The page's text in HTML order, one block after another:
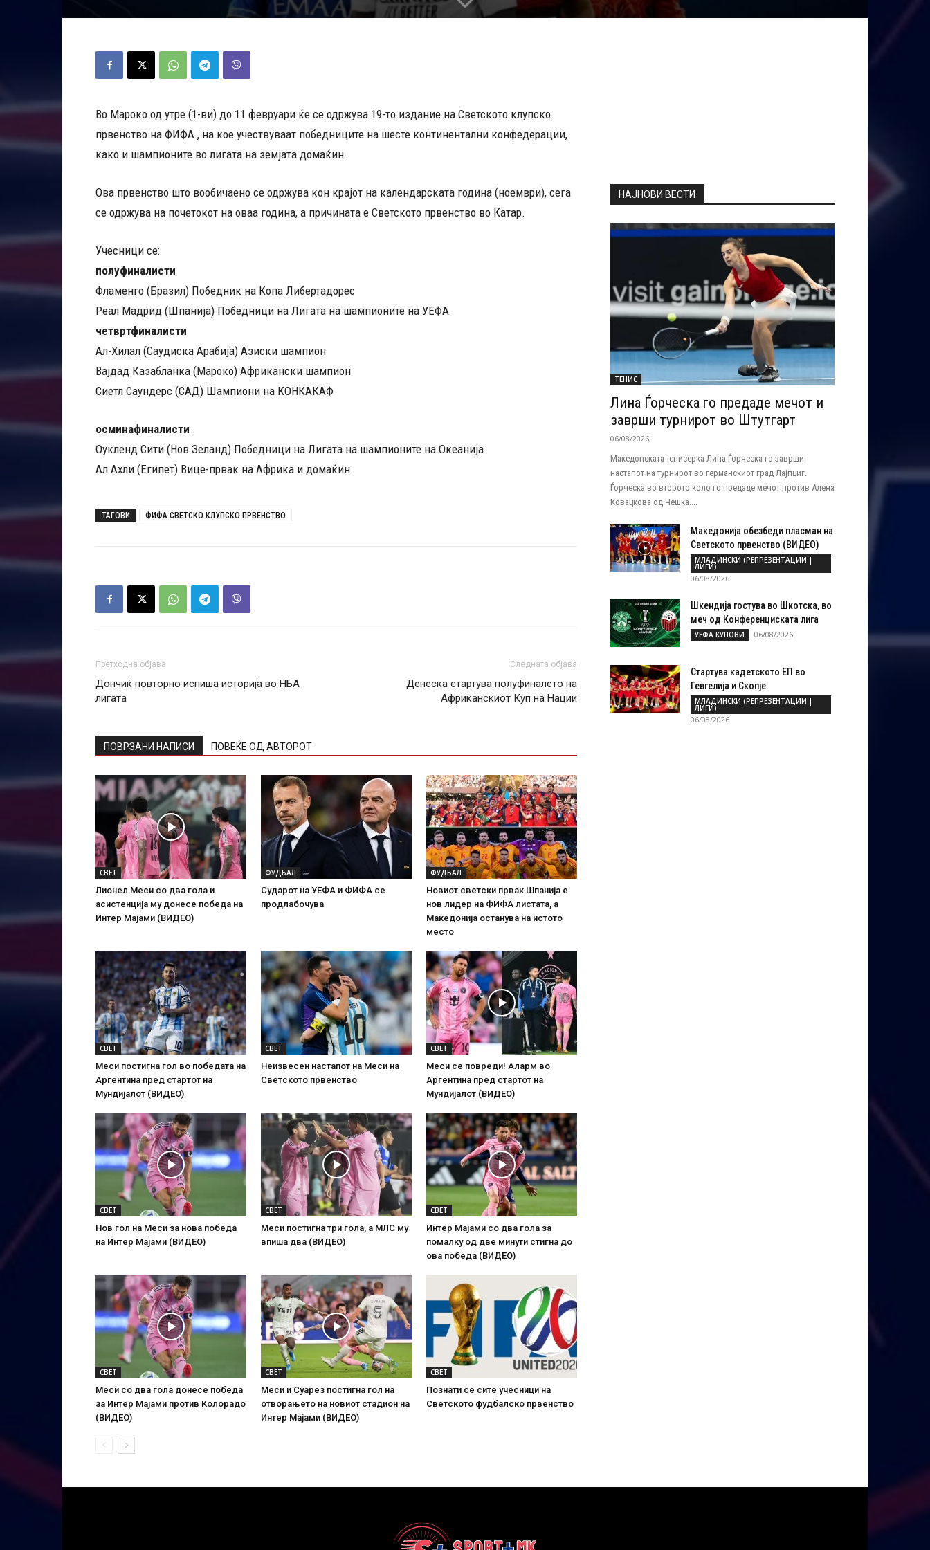
Во Мароко од утре (1-ви) до 11 февруари ќе се одржува 19-то издание на Светското клупско
првенство на ФИФА , на кое учествуваат победниците на шесте континентални конфедерации,
како и шампионите во лигата на земјата домаќин.
Ова првенство што вообичаено се одржува кон крајот на календарската година (ноември), сега
се одржува на почетокот на оваа година, а причината е Светското првенство во Катар.
Учесници се:
полуфиналисти
Фламенго (Бразил) Победник на Копа Либертадорес
Реал Мадрид (Шпанија) Победници на Лигата на шампионите на УЕФА
четвртфиналисти
Ал-Хилал (Саудиска Арабија) Азиски шампион
Вајдад Казабланка (Мароко) Африкански шампион
Сиетл Саундерс (САД) Шампиони на КОНКАКАФ
осминафиналисти
Оукленд Сити (Нов Зеланд) Победници на Лигата на шампионите на Океанија
Ал Ахли (Египет) Вице-првак на Африка и домаќин
ТАГОВИ ФИФА СВЕТСКО КЛУПСКО ПРВЕНСТВО
Претходна објава
Дончиќ повторно испиша историја во НБА
лигата
Следната објава
Денеска стартува полуфиналето на
Африканскиот Куп на Нации
ПОВРЗАНИ НАПИСИ ПОВЕЌЕ ОД АВТОРОТ
СВЕТ
Лионел Меси со два гола и
асистенција му донесе победа на
Интер Мајами (ВИДЕО)
ФУДБАЛ
Сударот на УЕФА и ФИФА се
продлабочува
ФУДБАЛ
Новиот светски првак Шпанија е
нов лидер на ФИФА листата, а
Македонија останува на истото
место
СВЕТ
Меси постигна гол во победата на
Аргентина пред стартот на
Мундијалот (ВИДЕО)
СВЕТ
Неизвесен настапот на Меси на
Светското првенство
СВЕТ
Меси се повреди! Аларм во
Аргентина пред стартот на
Мундијалот (ВИДЕО)
СВЕТ
Нов гол на Меси за нова победа
на Интер Мајами (ВИДЕО)
СВЕТ
Меси постигна три гола, а МЛС му
впиша два (ВИДЕО)
СВЕТ
Интер Мајами со два гола за
помалку од две минути стигна до
ова победа (ВИДЕО)
СВЕТ
Меси со два гола донесе победа
за Интер Мајами против Колорадо
(ВИДЕО)
СВЕТ
Меси и Суарез постигна гол на
отворањето на новиот стадион на
Интер Мајами (ВИДЕО)
СВЕТ
Познати се сите учесници на
Светското фудбалско првенство
НАЈНОВИ ВЕСТИ
ТЕНИС
Лина Ѓорческа го предаде мечот и
заврши турнирот во Штутгарт
06/08/2026
Македонската тенисерка Лина Ѓорческа го заврши
настапот на турнирот во германскиот град Лајпциг.
Ѓорческа во второто коло го предаде мечот против Алена
Ковацкова од Чешка....
Македонија обезбеди пласман на
Светското првенство (ВИДЕО)
МЛАДИНСКИ (РЕПРЕЗЕНТАЦИИ |
ЛИГИ)
06/08/2026
Шкендија гостува во Шкотска, во
меч од Конференциската лига
УЕФА КУПОВИ 06/08/2026
Стартува кадетското ЕП во
Гевгелија и Скопје
МЛАДИНСКИ (РЕПРЕЗЕНТАЦИИ |
ЛИГИ)
06/08/2026